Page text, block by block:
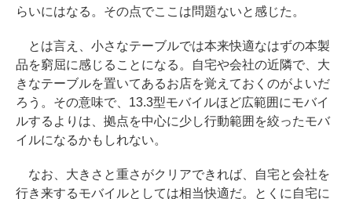
らいにはなる。その点でここは問題ないと感じた。
とは言え、小さなテーブルでは本来快適なはずの本製
品を窮屈に感じることになる。自宅や会社の近隣で、大
きなテーブルを置いてあるお店を覚えておくのがよいだ
ろう。その意味で、13.3型モバイルほど広範囲にモバイ
ルするよりは、拠点を中心に少し行動範囲を絞ったモバ
イルになるかもしれない。
なお、大きさと重さがクリアできれば、自宅と会社を
行き来するモバイルとしては相当快適だ。とくに自宅に